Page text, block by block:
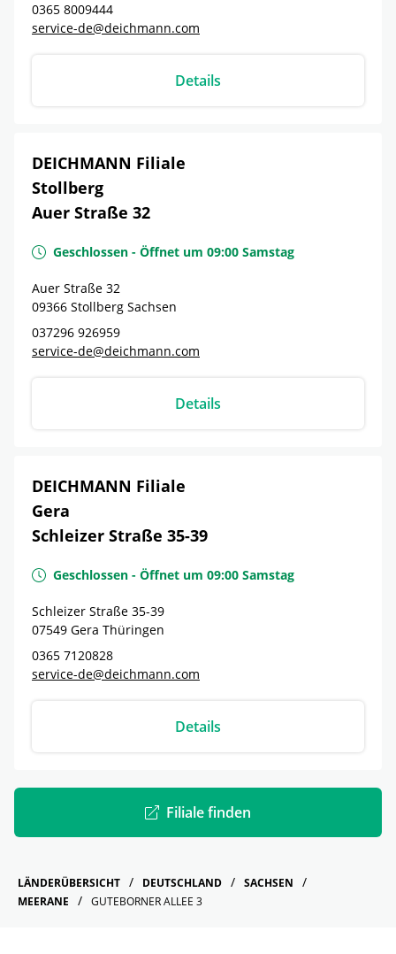
0365 8009444
service-de@deichmann.com
Details
DEICHMANN Filiale
Stollberg
Auer Straße 32
Geschlossen - Öffnet um 09:00 Samstag
Auer Straße 32
09366 Stollberg Sachsen
037296 926959
service-de@deichmann.com
Details
DEICHMANN Filiale
Gera
Schleizer Straße 35-39
Geschlossen - Öffnet um 09:00 Samstag
Schleizer Straße 35-39
07549 Gera Thüringen
0365 7120828
service-de@deichmann.com
Details
Filiale finden
LÄNDERÜBERSICHT DEUTSCHLAND
SACHSEN
MEERANE
GUTEBORNER ALLEE 3